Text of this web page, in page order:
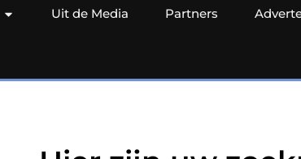
Uit de Media Partners